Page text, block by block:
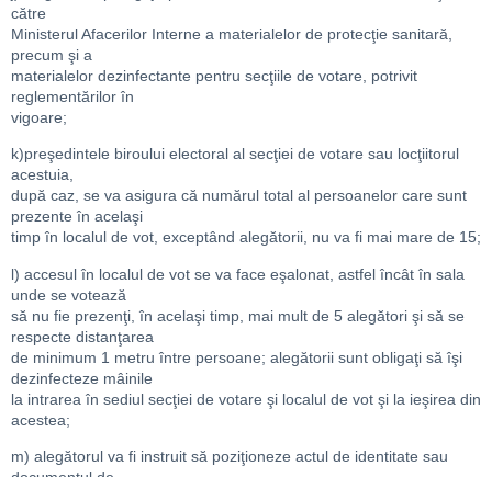
către
Ministerul Afacerilor Interne a materialelor de protecţie sanitară,
precum şi a
materialelor dezinfectante pentru secţiile de votare, potrivit
reglementărilor în
vigoare;
k)preşedintele biroului electoral al secţiei de votare sau locţiitorul
acestuia,
după caz, se va asigura că numărul total al persoanelor care sunt
prezente în acelaşi
timp în localul de vot, exceptând alegătorii, nu va fi mai mare de 15;
l) accesul în localul de vot se va face eşalonat, astfel încât în sala
unde se votează
să nu fie prezenţi, în acelaşi timp, mai mult de 5 alegători şi să se
respecte distanţarea
de minimum 1 metru între persoane; alegătorii sunt obligaţi să îşi
dezinfecteze mâinile
la intrarea în sediul secţiei de votare şi localul de vot şi la ieşirea din
acestea;
m) alegătorul va fi instruit să poziţioneze actul de identitate sau